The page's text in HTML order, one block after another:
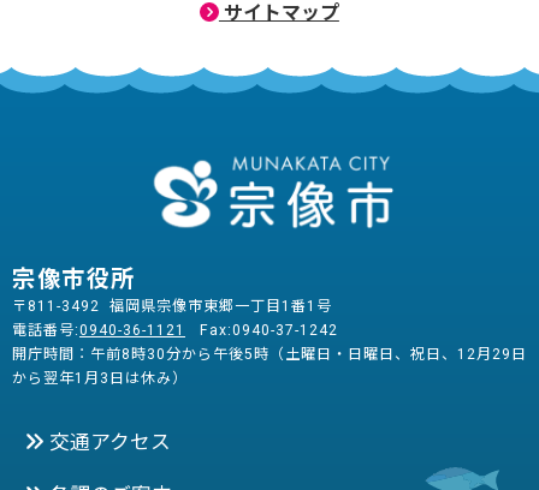
サイトマップ
宗像市役所
〒811-3492 福岡県宗像市東郷一丁目1番1号
電話番号:0940-36-1121
Fax:0940-37-1242
開庁時間：午前8時30分から午後5時（土曜日・日曜日、祝日、12月29日
から翌年1月3日は休み）
交通アクセス